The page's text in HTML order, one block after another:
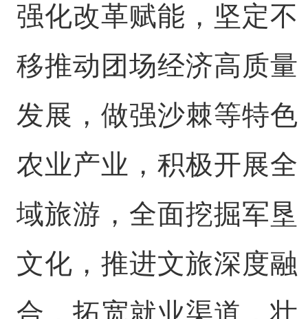
强化改革赋能，坚定不
移推动团场经济高质量
发展，做强沙棘等特色
农业产业，积极开展全
域旅游，全面挖掘军垦
文化，推进文旅深度融
合，拓宽就业渠道，壮